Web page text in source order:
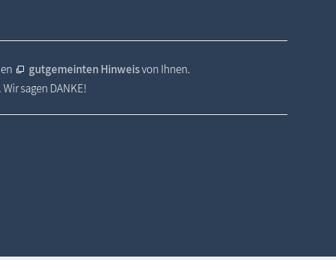
gutgemeinten Hinweisvon Ihnen.
sagen DANKE!